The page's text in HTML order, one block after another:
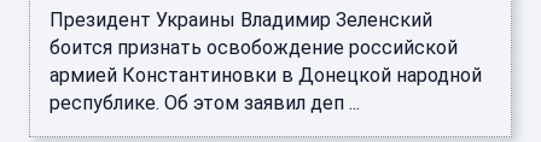
Президент Украины Владимир Зеленский
боится признать освобождение российской
армией Константиновки в Донецкой народной
республике. Об этом заявил деп ...